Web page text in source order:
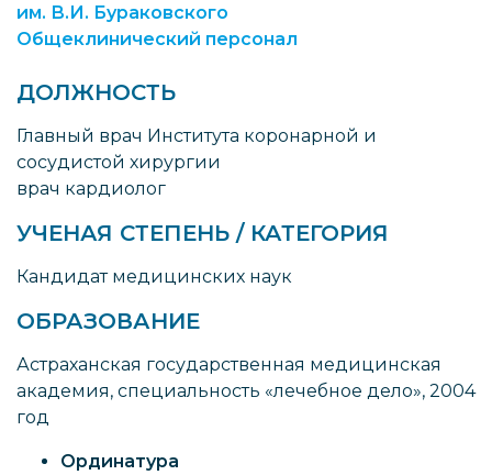
им. В.И. Бураковского
Общеклинический персонал
ДОЛЖНОСТЬ
Главный врач Института коронарной и
сосудистой хирургии
врач кардиолог
УЧЕНАЯ СТЕПЕНЬ / КАТЕГОРИЯ
Кандидат медицинских наук
ОБРАЗОВАНИЕ
Астраханская государственная медицинская
академия, специальность «лечебное дело», 2004
год
Ординатура